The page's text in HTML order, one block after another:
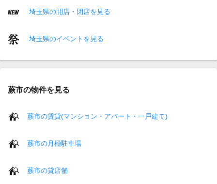
埼玉県の開店・閉店を見る
埼玉県のイベントを見る
蕨市の物件を見る
蕨市の賃貸(マンション・アパート・一戸建て)
蕨市の月極駐車場
蕨市の貸店舗